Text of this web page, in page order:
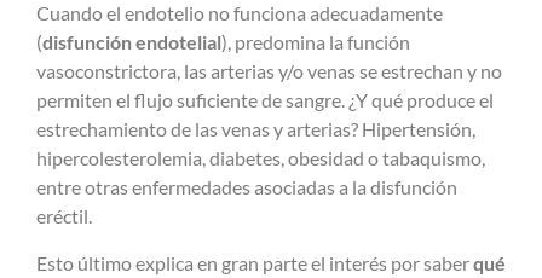
Cuando el endotelio no funciona adecuadamente
(disfunción endotelial), predomina la función
vasoconstrictora, las arterias y/o venas se estrechan y no
permiten el flujo suficiente de sangre. ¿Y qué produce el
estrechamiento de las venas y arterias? Hipertensión,
hipercolesterolemia, diabetes, obesidad o tabaquismo,
entre otras enfermedades asociadas a la disfunción
eréctil.
Esto último explica en gran parte el interés por saberqué